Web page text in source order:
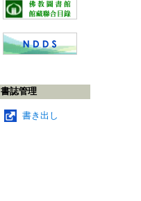
書誌管理
書き出し